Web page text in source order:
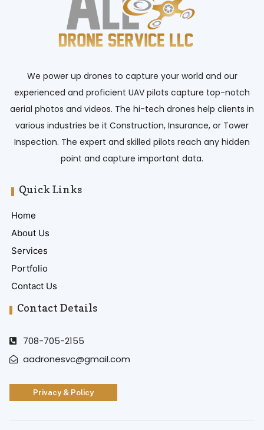
We power up drones to capture your world and our
experienced and proficient UAV pilots capture top-notch
aerial photos and videos. The hi-tech drones help clients in
various industries be it Construction, Insurance, or Tower
Inspection. The expert and skilled pilots reach any hidden
point and capture important data.
Quick Links
Home
About Us
Services
Portfolio
Contact Us
Contact Details
708-705-2155
aadronesvc@gmail.com
Privacy & Policy